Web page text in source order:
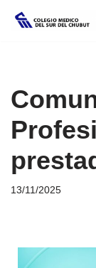
13/11/2025